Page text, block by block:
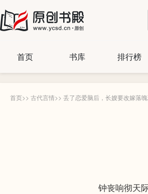
首页 书库 排行榜
首页>> 古代言情>> 丢了恋爱脑后，长嫂要改嫁落
钟丧响彻天际